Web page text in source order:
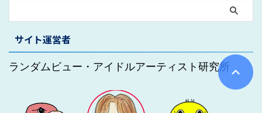
サイト運営者
ランダムビュー・アイドルアーティスト研究所